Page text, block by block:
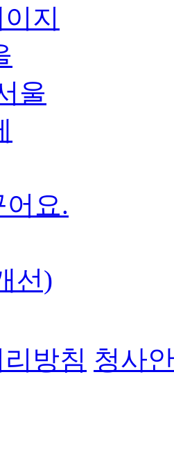
지
울
어요.
선)
방침 청사